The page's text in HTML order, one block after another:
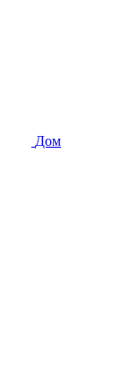
Дом